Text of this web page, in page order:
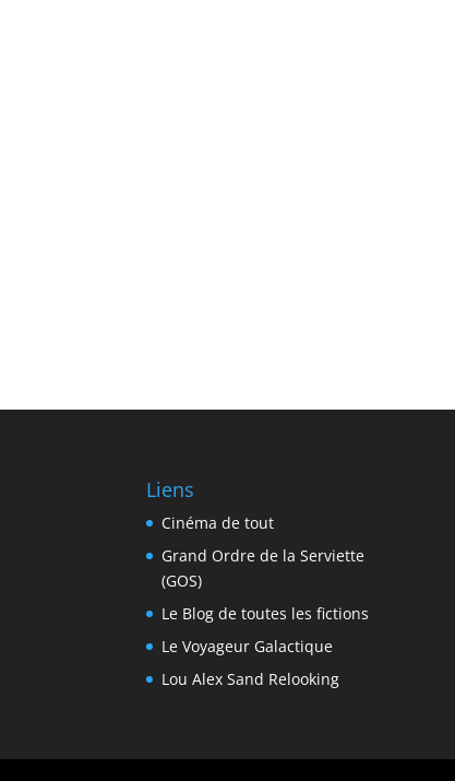
Liens
Cinéma de tout
Grand Ordre de la Serviette
(GOS)
Le Blog de toutes les fictions
Le Voyageur Galactique
Lou Alex Sand Relooking